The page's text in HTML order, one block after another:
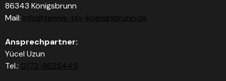
86343 Königsbrunn
Mail: info@tennis-tsv-koenigsbrunn.de
Ansprechpartner:
Yücel Uzun
Tel.: 0172-8625445